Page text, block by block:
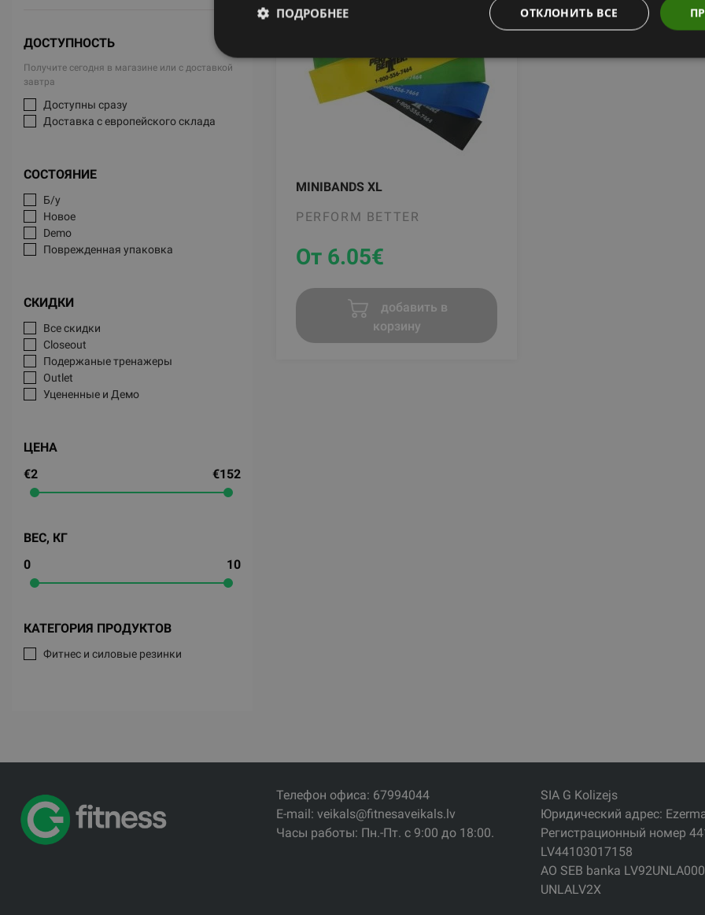
ДОСТУПНОСТЬ
Получите сегодня в магазине или с доставкой
завтра
Доступны сразу
Доставка с европейского склада
СОСТОЯНИЕ
Б/у
Новое
Demo
Поврежденная упаковка
СКИДКИ
Все скидки
Closeout
Подержаные тренажеры
Outlet
Уцененные и Демо
ЦЕНА
€2
€152
ВЕС, КГ
0
10
КАТЕГОРИЯ ПРОДУКТОВ
Фитнес и силовые резинки
MINIBANDS XL
PERFORM BETTER
От 6.05€
добавить в
корзину
Телефон офиса: 67994044
E-mail: veikals@fitnesaveikals.lv
Часы работы: Пн.-Пт. с 9:00 до 18:00.
SIA G Kolizejs
Юридический адрес:
Регистрационный номер
LV44103017158
АО SEB banka
UNLALV2X
ОТКЛОНИТЬ ВСЕ
ПОДРОБНЕЕ